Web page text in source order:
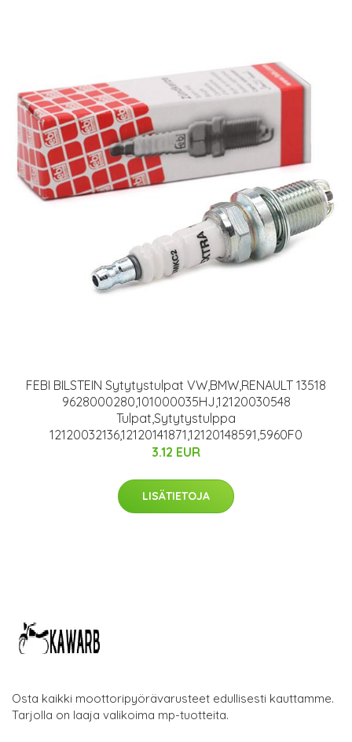
FEBI BILSTEIN Sytytystulpat VW,BMW,RENAULT 13518
9628000280,101000035HJ,12120030548
Tulpat,Sytytystulppa
12120032136,12120141871,12120148591,5960F0
3.12 EUR
LISÄTIETOJA
Osta kaikki moottoripyörävarusteet edullisesti kauttamme.
Tarjolla on laaja valikoima mp-tuotteita.